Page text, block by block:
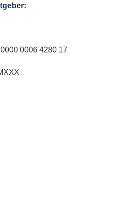
0006 4280 17